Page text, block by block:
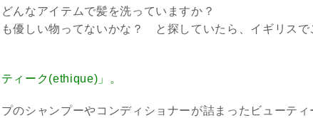
んなアイテムで髪を洗っていますか？
優しい物ってないかな？ と探していたら、イギリスで
ティーク(ethique)」。
のシャンプーやコンディショナーが詰まったビューティ